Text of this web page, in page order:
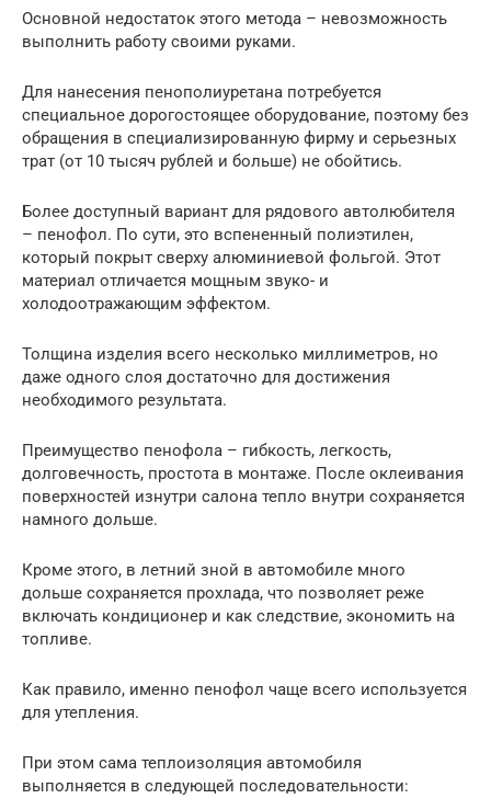
Основной недостаток этого метода – невозможность
выполнить работу своими руками.
Для нанесения пенополиуретана потребуется
специальное дорогостоящее оборудование, поэтому без
обращения в специализированную фирму и серьезных
трат (от 10 тысяч рублей и больше) не обойтись.
Более доступный вариант для рядового автолюбителя
– пенофол. По сути, это вспененный полиэтилен,
который покрыт сверху алюминиевой фольгой. Этот
материал отличается мощным звуко- и
холодоотражающим эффектом.
Толщина изделия всего несколько миллиметров, но
даже одного слоя достаточно для достижения
необходимого результата.
Преимущество пенофола – гибкость, легкость,
долговечность, простота в монтаже. После оклеивания
поверхностей изнутри салона тепло внутри сохраняется
намного дольше.
Кроме этого, в летний зной в автомобиле много
дольше сохраняется прохлада, что позволяет реже
включать кондиционер и как следствие, экономить на
топливе.
Как правило, именно пенофол чаще всего используется
для утепления.
При этом сама теплоизоляция автомобиля
выполняется в следующей последовательности: